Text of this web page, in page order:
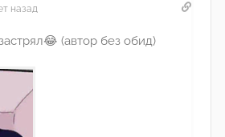
назад
(автор без обид)